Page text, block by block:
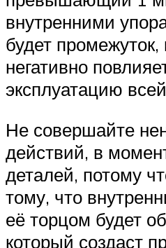
внутренними
будет промежуток,
негативно
эксплуатацию
Не совершайте
действий, в
деталей, потому
тому, что
её торцом будет
который создаст